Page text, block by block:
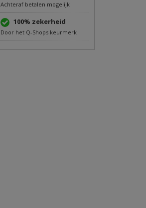
Achteraf betalen mogelijk
100% zekerheid
Door het Q-Shops keurmerk